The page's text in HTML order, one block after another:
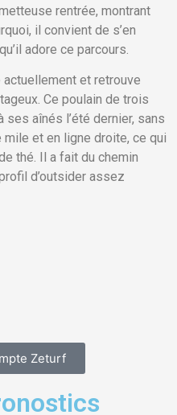
rentrée, montrant
il convient de s’en
adore ce parcours.
et retrouve
Ce poulain de trois
aînés l’été dernier, sans
mile et en ligne droite, ce qui
thé. Il a fait du chemin
d’outsider assez
Zeturf